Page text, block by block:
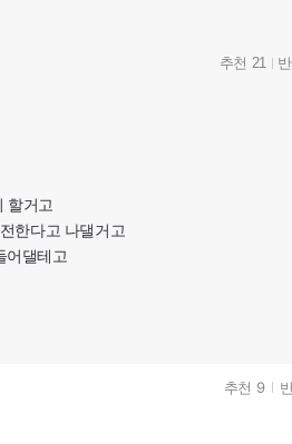
할거고
한다고 나댈거고
어댈테고
추천 21
추천 9